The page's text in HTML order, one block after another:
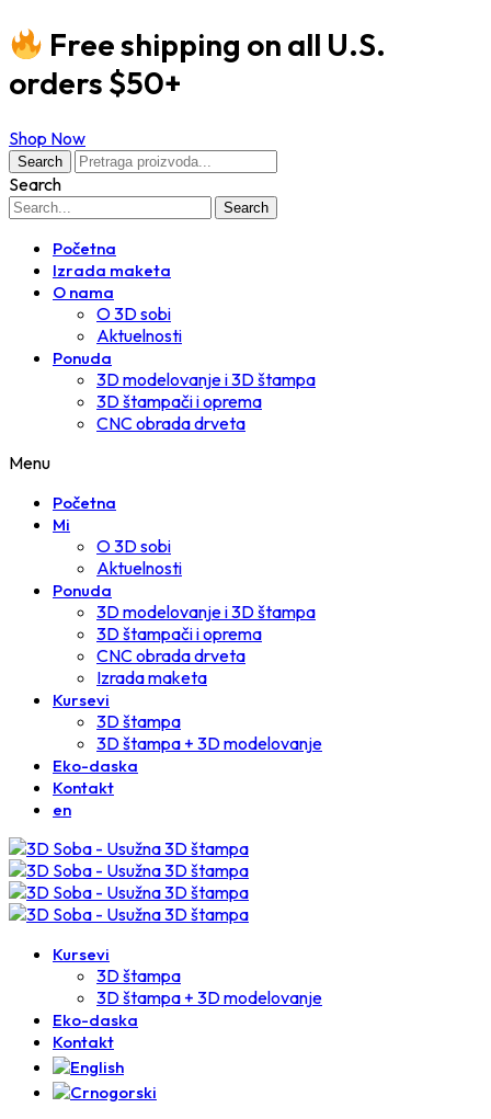
Free shipping on all U.S.
orders $50+
Shop Now
Search
Search
Search
Početna
Izrada maketa
O nama
O 3D sobi
Aktuelnosti
Ponuda
3D modelovanje i 3D štampa
3D štampači i oprema
CNC obrada drveta
Menu
Početna
Mi
O 3D sobi
Aktuelnosti
Ponuda
3D modelovanje i 3D štampa
3D štampači i oprema
CNC obrada drveta
Izrada maketa
Kursevi
3D štampa
3D štampa + 3D modelovanje
Eko-daska
Kontakt
en
Kursevi
3D štampa
3D štampa + 3D modelovanje
Eko-daska
Kontakt